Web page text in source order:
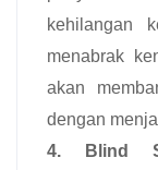
kehilangan
menabrak
akan
dengan
4. Blind